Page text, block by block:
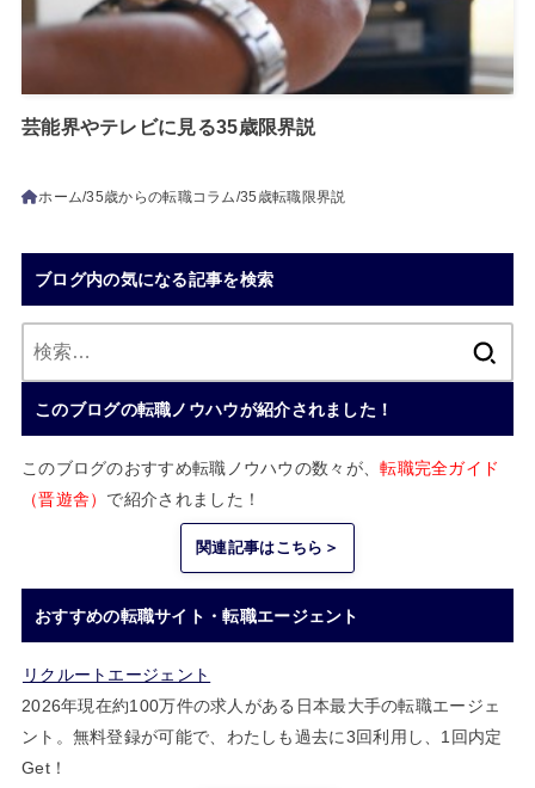
芸能界やテレビに見る35歳限界説
ホーム 35歳からの転職コラム 35歳転職限界説
ブログ内の気になる記事を検索
このブログの転職ノウハウが紹介されました！
このブログのおすすめ転職ノウハウの数々が、転職完全ガイド
（晋遊舎） で紹介されました！
関連記事はこちら＞
おすすめの転職サイト・転職エージェント
リクルートエージェント
2026年現在約100万件の求人がある日本最大手の転職エージェ
ント。無料登録が可能で、わたしも過去に3回利用し、1回内定
Get！